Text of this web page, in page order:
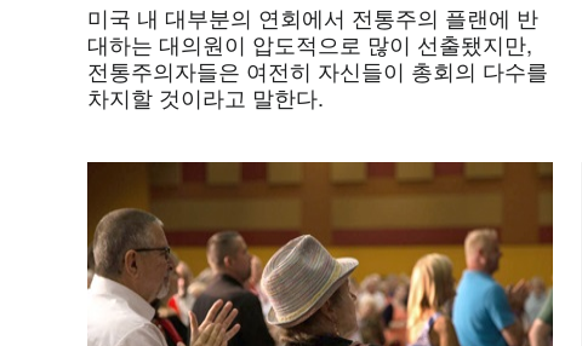
미국 내 대부분의 연회에서 전통주의 플랜에 반
대하는 대의원이 압도적으로 많이 선출됐지만,
전통주의자들은 여전히 자신들이 총회의 다수를
차지할 것이라고 말한다.